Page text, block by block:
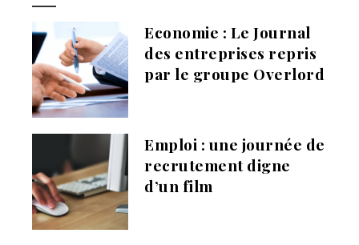
Economie : Le Journal
des entreprises repris
par le groupe Overlord
Emploi : une journée de
recrutement digne
d’un film